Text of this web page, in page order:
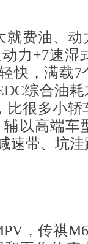
费油、动
力+7速湿
快，满载7
综合油耗
比很多小轿
以高端车
速带、坑
，传祺